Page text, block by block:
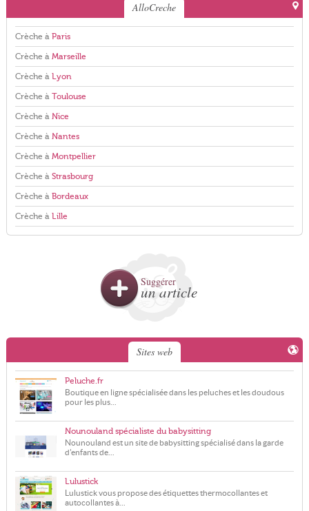
AlloCreche
Crèche à Paris
Crèche à Marseille
Crèche à Lyon
Crèche à Toulouse
Crèche à Nice
Crèche à Nantes
Crèche à Montpellier
Crèche à Strasbourg
Crèche à Bordeaux
Crèche à Lille
Suggérer
un article
Sites web
Peluche.fr
Boutique en ligne spécialisée dans les peluches et les doudous
pour les plus...
Nounouland spécialiste du babysitting
Nounouland est un site de babysitting spécialisé dans la garde
d'enfants de...
Lulustick
Lulustick vous propose des étiquettes thermocollantes et
autocollantes à...